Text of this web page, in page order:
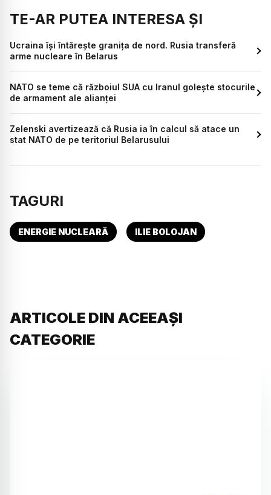
TE-AR PUTEA INTERESA ȘI
Ucraina își întărește granița de nord. Rusia transferă
arme nucleare în Belarus
NATO se teme că războiul SUA cu Iranul golește stocurile
de armament ale alianței
Zelenski avertizează că Rusia ia în calcul să atace un
stat NATO de pe teritoriul Belarusului
TAGURI
ENERGIE NUCLEARĂ ILIE BOLOJAN
ARTICOLE DIN ACEEAȘI
CATEGORIE